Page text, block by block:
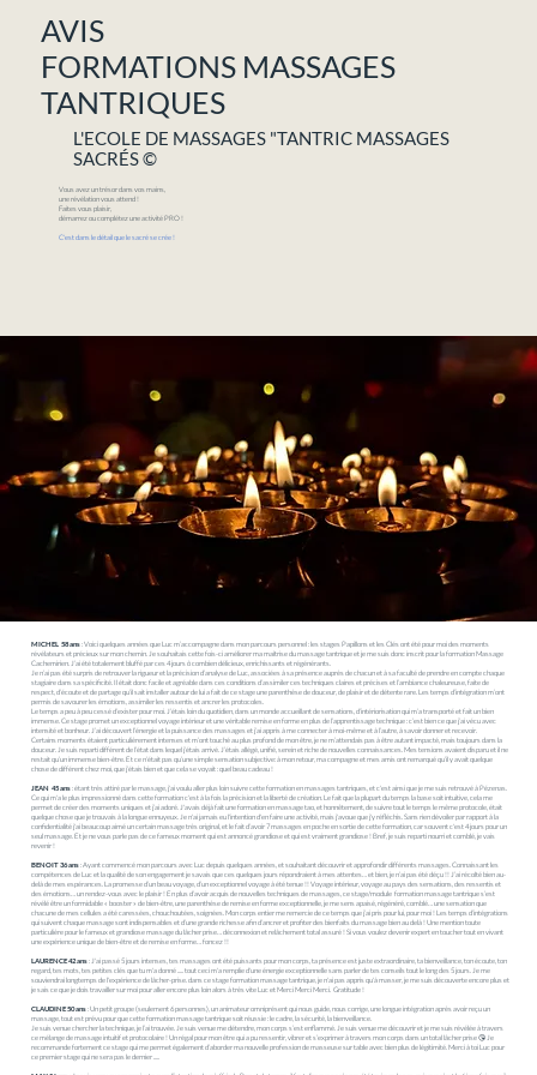
AVIS
FORMATIONS MASSAGES
TANTRIQUES
L'ECOLE DE MASSAGES "TANTRIC MASSAGES
SACRÉS ©
Vous avez un trésor dans vos mains,
une révélation vous attend !
Faites vous plaisir,
démarrez ou complétez une activité PRO !
C'est dans le détail que le sacré se crée !
MICHEL 58 ans: Voici quelques années que Luc m’accompagne dans mon parcours personnel : les stages Papillons et les Clés ont été pour moi des moments
révélateurs et précieux sur mon chemin. Je souhaitais cette fois-ci améliorer ma maîtrise du massage tantrique et je me suis donc inscrit pour la formation Massage
Cachemirien. J’ai été totalement bluffé par ces 4 jours ô combien délicieux, enrichissants et régénérants.
Je n’ai pas été surpris de retrouver la rigueur et la précision d’analyse de Luc, associées à sa présence auprès de chacun et à sa faculté de prendre en compte chaque
stagiaire dans sa spécificité. Il était donc facile et agréable dans ces conditions d’assimiler ces techniques claires et précises et l’ambiance chaleureuse, faite de
respect, d’écoute et de partage qu’il sait installer autour de lui a fait de ce stage une parenthèse de douceur, de plaisir et de détente rare. Les temps d’intégration m’ont
permis de savourer les émotions, assimiler les ressentis et ancrer les protocoles.
Le temps a peu à peu cessé d’exister pour moi. J’étais loin du quotidien, dans un monde accueillant de sensations, d’intériorisation qui m’a transporté et fait un bien
immense. Ce stage promet un exceptionnel voyage intérieur et une véritable remise en forme en plus de l’apprentissage technique : c’est bien ce que j’ai vécu avec
intensité et bonheur. J’ai découvert l’énergie et la puissance des massages et j’ai appris à me connecter à moi-même et à l’autre, à savoir donner et recevoir.
Certains moments étaient particulièrement intenses et m’ont touché au plus profond de mon être, je ne m’attendais pas à être autant impacté, mais toujours dans la
douceur. Je suis reparti différent de l’état dans lequel j’étais arrivé. J’étais allégé, unifié, serein et riche de nouvelles connaissances. Mes tensions avaient disparu et il ne
restait qu’un immense bien-être. Et ce n’était pas qu’une simple sensation subjective: à mon retour, ma compagne et mes amis ont remarqué qu’il y avait quelque
chose de différent chez moi, que j’étais bien et que cela se voyait : quel beau cadeau !
JEAN 45 ans: étant très attiré par le massage, j'ai voulu aller plus loin suivre cette formation en massages tantriques, et c'est ainsi que je me suis retrouvé à Pézenas.
Ce qui m'a le plus impressionné dans cette formation c'est à la fois la précision et la liberté de création. Le fait que la plupart du temps la base soit intuitive, cela me
permet de créer des moments uniques et j’ai adoré. J'avais déjà fait une formation en massage tao, et honnêtement, de suivre tout le temps le même protocole, était
quelque chose que je trouvais à la longue ennuyeux. Je n'ai jamais eu l'intention d'en faire une activité, mais j'avoue que j'y réfléchis. Sans rien dévoiler par rapport à la
confidentialité j'ai beaucoup aimé un certain massage très original, et le fait d’avoir 7 massages en poche en sortie de cette formation, car souvent c'est 4 jours pour un
seul massage. Et je ne vous parle pas de ce fameux moment qui est annoncé grandiose et qui est vraiment grandiose ! Bref, je suis reparti nourri et comblé, je vais
revenir !​
BENOIT 36 ans: Ayant commencé mon parcours avec Luc depuis quelques années, et souhaitant découvrir et approfondir différents massages. Connaissant les
compétences de Luc et la qualité de son engagement je savais que ces quelques jours répondraient à mes attentes… et bien, je n’ai pas été déçu !! J’ai récolté bien au-
delà de mes espérances. La promesse d’un beau voyage, d’un exceptionnel voyage à été tenue !! Voyage intérieur, voyage au pays des sensations, des ressentis et
des émotions… un rendez-vous avec le plaisir ! En plus d’avoir acquis de nouvelles techniques de massages, ce stage/module formation massage tantrique s’est
révélé être un formidable « booster » de bien-être, une parenthèse de remise en forme exceptionnelle, je me sens apaisé, régénéré, comblé… une sensation que
chacune de mes cellules a été caressées, chouchoutées, soignées. Mon corps entier me remercie de ce temps que j’ai pris pour lui, pour moi ! Les temps d’intégrations
qui suivent chaque massage sont indispensables et d’une grande richesse afin d’ancrer et profiter des bienfaits du massage bien au delà ! Une mention toute
particulière pour le fameux et grandiose massage du lâcher prise… déconnexion et relâchement total assuré ! Si vous voulez devenir expert en toucher tout en vivant
une expérience unique de bien-être et de remise en forme… foncez !!
LAURENCE 42 ans: J'ai passé 5 jours intenses, tes massages ont été puissants pour mon corps, ta présence est juste extraordinaire, ta bienveillance, ton écoute, ton
regard, tes mots, tes petites clés que tu m'a donné ..... tout ceci m'a remplie d'une énergie exceptionnelle sans parler de tes conseils tout le long des 5 jours. Je me
souviendrai longtemps de l'expérience de lâcher-prise. dans ce stage formation massage tantrique, je n'ai pas appris qu'à masser, je me suis découverte encore plus et
je sais ce que je dois travailler sur moi pour aller encore plus loin alors à très vite Luc et Merci Merci Merci. Gratitude !
CLAUDINE 50 ans: Un petit groupe (seulement 6 personnes), un animateur omniprésent qui nous guide, nous corrige, une longue intégration après avoir reçu un
massage, tout est prévu pour que cette formation massage tantrique soit réussie : le cadre, la sécurité, la bienveillance.
Je suis venue chercher la technique, je l’ai trouvée. Je suis venue me détendre, mon corps s’est enflammé. Je suis venue me découvrir et je me suis révélée à travers
ce mélange de massage intuitif et protocolaire ! Un régal pour mon être qui a pu ressentir, vibrer et s’exprimer à travers mon corps dans un total lâcher prise 😘 Je
recommande fortement ce stage qui me permet également d’aborder ma nouvelle profession de masseuse sur table avec bien plus de légitimité. Merci à toi Luc pour
ce premier stage qui ne sera pas le dernier .....​